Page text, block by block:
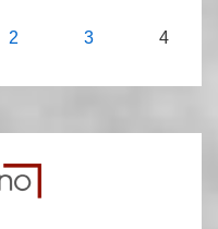
2 3 4